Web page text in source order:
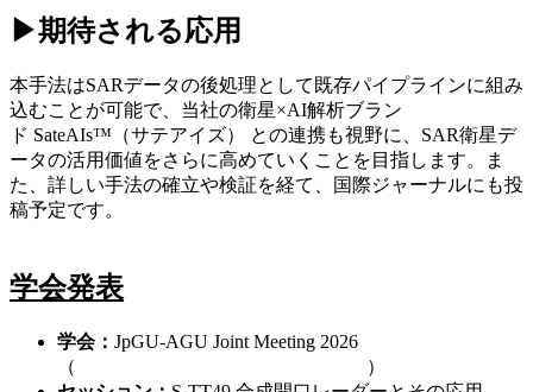
▶期待される応用
本手法はSARデータの後処理として既存パイプラインに組み
込むことが可能で、当社の衛星×AI解析ブラン
ド SateAIs™（サテアイズ）
との連携も視野に、SAR衛星デ
ータの活用価値をさらに高めていくことを目指します。
ま
た、 詳しい手法の確立や検証を経て、国際ジャーナルにも投
稿予定です。
学会発表
学会： JpGU-AGU Joint Meeting 2026
（
）